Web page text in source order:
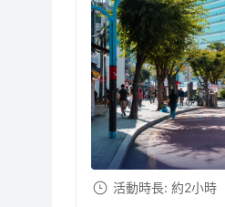
活動時長: 約2小時